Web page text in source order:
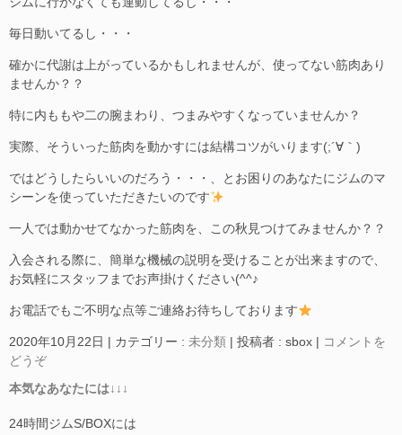
毎日動いてるし・・・
確かに代謝は上がっているかもしれませんが、使ってない筋肉あり
ませんか？？
特に内ももや二の腕まわり、つまみやすくなっていませんか？
実際、そういった筋肉を動かすには結構コツがいります(;´∀｀)
ではどうしたらいいのだろう・・・、とお困りのあなたにジムのマ
シーンを使っていただきたいのです
一人では動かせてなかった筋肉を、この秋見つけてみませんか？？
入会される際に、簡単な機械の説明を受けることが出来ますので、
お気軽にスタッフまでお声掛けください(^^♪
お電話でもご不明な点等ご連絡お待ちしております
2020年10月22日 | カテゴリー : 未分類 | 投稿者 : sbox | コメントを
どうぞ
本気なあなたには↓↓↓
24時間ジムS/BOXには